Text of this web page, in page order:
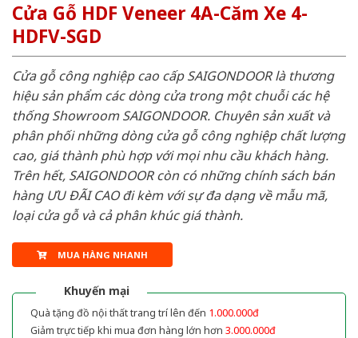
Cửa Gỗ HDF Veneer 4A-Căm Xe 4-
HDFV-SGD
Cửa gỗ công nghiệp cao cấp SAIGONDOOR là thương
hiệu sản phẩm các dòng cửa trong một chuỗi các hệ
thống Showroom SAIGONDOOR. Chuyên sản xuất và
phân phối những dòng cửa gỗ công nghiệp chất lượng
cao, giá thành phù hợp với mọi nhu cầu khách hàng.
Trên hết, SAIGONDOOR còn có những chính sách bán
hàng ƯU ĐÃI CAO đi kèm với sự đa dạng về mẫu mã,
loại cửa gỗ và cả phân khúc giá thành.
MUA HÀNG NHANH
Khuyến mại
Quà tặng đồ nội thất trang trí lên đến 1.000.000đ
Giảm trực tiếp khi mua đơn hàng lớn hơn 3.000.000đ